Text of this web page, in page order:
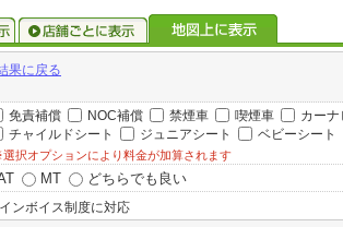
果に戻る
免責補償 NOC補償 禁煙車 喫煙車 カーナ
チャイルドシート
ジュニアシート ベビーシート
択オプションにより料金が加算されます
MT どちらでも良い
インボイス制度に対応